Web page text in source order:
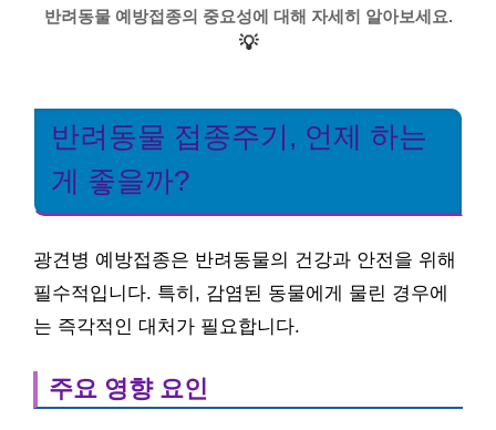
반려동물 예방접종의 중요성에 대해 자세히 알아보세요.
💡
반려동물 접종주기, 언제 하는
게 좋을까?
광견병 예방접종은 반려동물의 건강과 안전을 위해
필수적입니다. 특히, 감염된 동물에게 물린 경우에
는 즉각적인 대처가 필요합니다.
주요 영향 요인